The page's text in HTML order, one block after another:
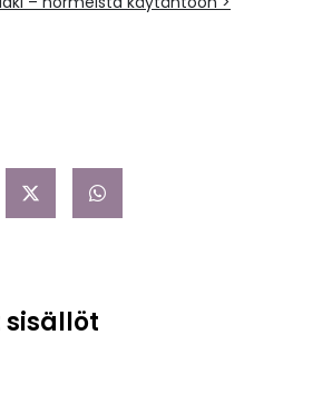
sisällöt